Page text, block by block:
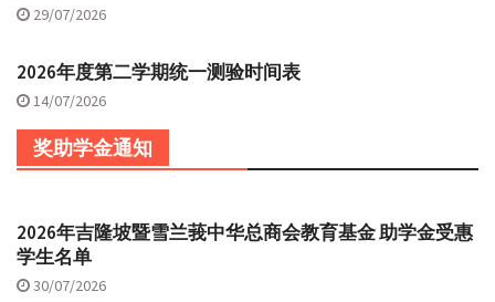
29/07/2026
2026年度第二学期统一测验时间表
14/07/2026
奖助学金通知
2026年吉隆坡暨雪兰莪中华总商会教育基金 助学金受惠
学生名单
30/07/2026